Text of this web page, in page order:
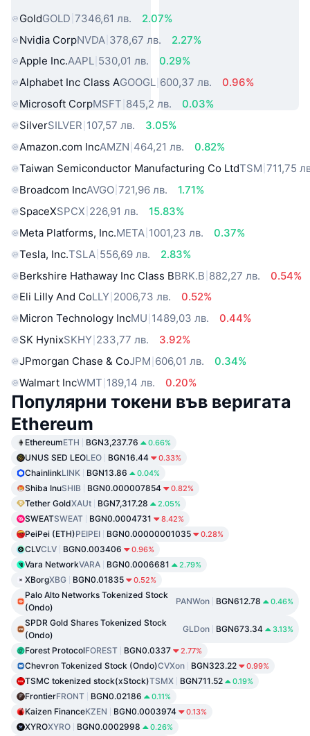
GoldGOLD 7346,61 лв.
2.07%
Nvidia CorpNVDA 378,67 лв.
2.27%
Apple Inc.AAPL 530,01 лв.
0.29%
Alphabet Inc Class AGOOGL 600,37 лв.
0.96%
Microsoft CorpMSFT 845,2 лв.
0.03%
SilverSILVER 107,57 лв.
3.05%
Amazon.com IncAMZN 464,21 лв.
0.82%
Taiwan Semiconductor Manufacturing Co LtdTSM 711,75
Broadcom IncAVGO 721,96 лв.
1.71%
SpaceXSPCX 226,91 лв.
15.83%
Meta Platforms, Inc.META 1001,23 лв.
0.37%
Tesla, Inc.TSLA 556,69 лв.
2.83%
Berkshire Hathaway Inc Class BBRK.B 882,27 лв.
0.54%
Eli Lilly And CoLLY 2006,73 лв.
0.52%
Micron Technology IncMU 1489,03 лв.
0.44%
SK HynixSKHY 233,77 лв.
3.92%
JPmorgan Chase & CoJPM 606,01 лв.
0.34%
Walmart IncWMT 189,14 лв. 0.20%
Популярни токени във веригата
Ethereum
EthereumETH BGN3,237.76 0.66%
UNUS SED LEOLEO BGN16.44 0.33%
ChainlinkLINK BGN13.86 0.04%
Shiba InuSHIB BGN0.000007854 0.82%
Tether GoldXAUt BGN7,317.28 2.05%
SWEATSWEAT BGN0.0004731 8.42%
PeiPei (ETH)PEIPEI BGN0.00000001035 0.28%
CLVCLV BGN0.003406 0.96%
Vara NetworkVARA BGN0.0006681 2.79%
XBorgXBG BGN0.01835 0.52%
Palo Alto Networks Tokenized Stock
(Ondo)
PANWon BGN612.78 0.46%
SPDR Gold Shares Tokenized Stock
(Ondo)
GLDon BGN673.34 3.13%
Forest ProtocolFOREST BGN0.0337 2.77%
Chevron Tokenized Stock (Ondo)CVXon BGN323.22 0.99%
TSMC tokenized stock(xStock)TSMX BGN711.52 0.19%
FrontierFRONT BGN0.02186 0.11%
Kaizen FinanceKZEN BGN0.0003974 0.13%
XYROXYRO BGN0.0002998 0.26%